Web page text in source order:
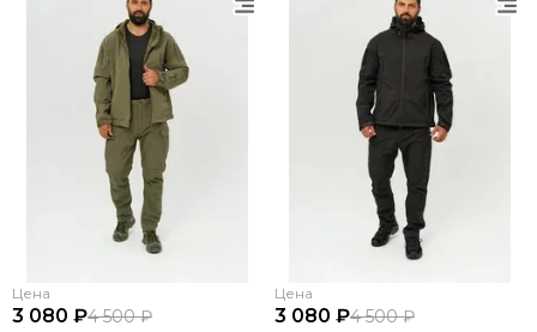
Цена
3 080 ₽4 500 ₽
Цена
3 080 ₽4 500 ₽